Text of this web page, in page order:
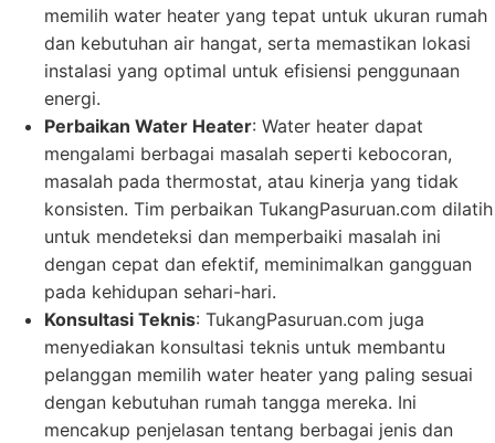
memilih water heater yang tepat untuk ukuran rumah
dan kebutuhan air hangat, serta memastikan lokasi
instalasi yang optimal untuk efisiensi penggunaan
energi.
Perbaikan Water Heater: Water heater dapat
mengalami berbagai masalah seperti kebocoran,
masalah pada thermostat, atau kinerja yang tidak
konsisten. Tim perbaikan TukangPasuruan.com dilatih
untuk mendeteksi dan memperbaiki masalah ini
dengan cepat dan efektif, meminimalkan gangguan
pada kehidupan sehari-hari.
Konsultasi Teknis: TukangPasuruan.com juga
menyediakan konsultasi teknis untuk membantu
pelanggan memilih water heater yang paling sesuai
dengan kebutuhan rumah tangga mereka. Ini
mencakup penjelasan tentang berbagai jenis dan